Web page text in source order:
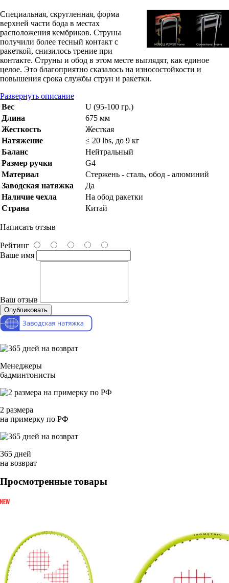
Специальная, скругленная, форма
верхней части бода в местах
расположения кембриков. Струны
получили более тесный контакт с
ракеткой, снизилось трение при
контакте. Струны и обод в этом месте выглядят, как единое
целое. Это благоприятно сказалось на износостойкости и
повышения срока службы струн и ракетки.
Развернуть описание
Вес
U (95-100 гр.)
Длина
675 мм
Жесткость
Жесткая
Натяжение
≤ 20 lbs, до 9 кг
Баланс
Нейтральный
Размер ручки
G4
Материал
Стержень - сталь, обод - алюминий
Заводская натяжка
Да
Наличие чехла
На обод ракетки
Страна
Китай
Написать отзыв
Рейтинг
Ваше имя
Ваш отзыв
Опубликовать
Менеджеры
бадминтонисты
2 размера
на примерку по РФ
365 дней
на возврат
Просмотренные товары